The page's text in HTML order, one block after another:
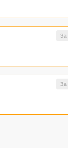
За
За